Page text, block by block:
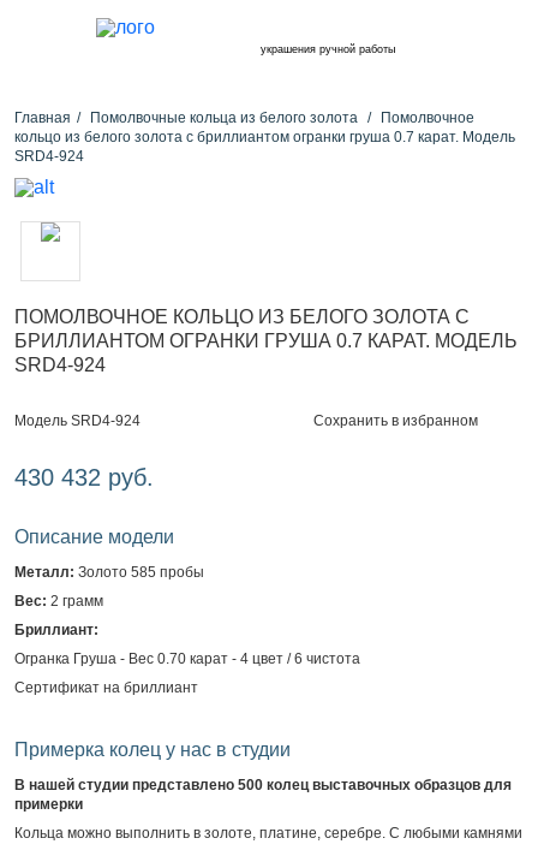
украшения ручной работы
Главная Помолвочные кольца из белого золота
Помолвочное
кольцо из белого золота с бриллиантом огранки груша 0.7 карат. Модель
SRD4-924
ПОМОЛВОЧНОЕ КОЛЬЦО ИЗ БЕЛОГО ЗОЛОТА С
БРИЛЛИАНТОМ ОГРАНКИ ГРУША 0.7 КАРАТ. МОДЕЛЬ
SRD4-924
Модель SRD4-924 Сохранить в избранном
430 432 руб.
Описание модели
Металл: Золото 585 пробы
Вес: 2 грамм
Бриллиант:
Огранка Груша - Вес 0.70 карат - 4 цвет / 6 чистота
Сертификат на бриллиант
Примерка колец у нас в студии
В нашей студии представлено 500 колец выставочных образцов для
примерки
Кольца можно выполнить в золоте, платине, серебре. С любыми камнями